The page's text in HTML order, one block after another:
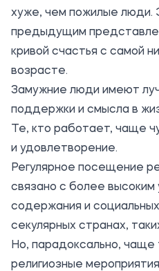
хуже, чем пожилые люди.
предыдущим
кривой счастья с самой
возрасте.
Замужние люди имеют
поддержки и смысла в
Те, кто работает, чаще
и удовлетворение.
Регулярное посещение
связано с более высоким
содержания и
секулярных странах,
Но, парадоксально,
религиозные